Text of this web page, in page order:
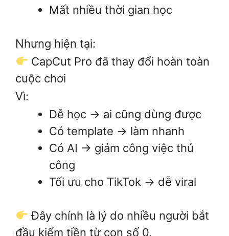
Mất nhiều thời gian học
Nhưng hiện tại:
CapCut Pro đã thay đổi hoàn toàn
cuộc chơi
Vì:
Dễ học → ai cũng dùng được
Có template → làm nhanh
Có AI → giảm công việc thủ
công
Tối ưu cho TikTok → dễ viral
Đây chính là lý do nhiều người bắt
đầu kiếm tiền từ con số 0.